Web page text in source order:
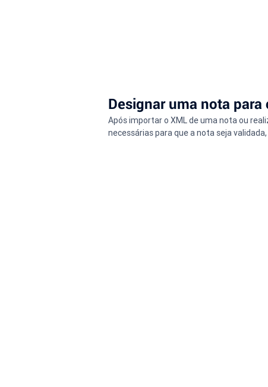
Designar uma nota
Após importar o XML de uma nota ou
necessárias para que a nota seja